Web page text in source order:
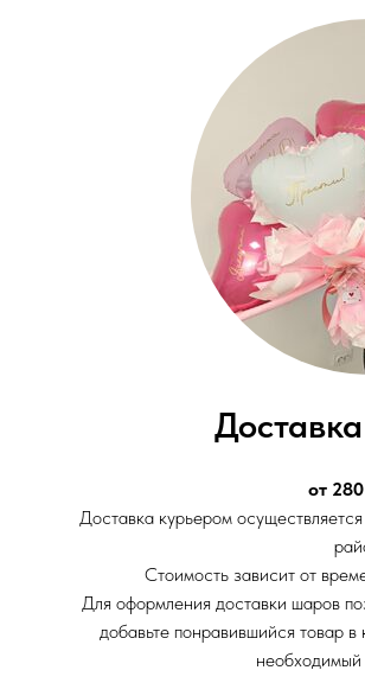
от
Доставка курьером
Стоимость зависит от
Для оформления доставки шаров
добавьте понравившийся товар